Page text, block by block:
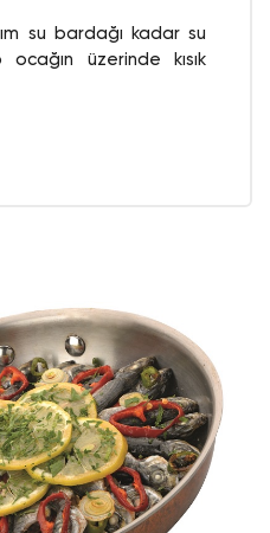
su bardağı kadar su
ocağın üzerinde kısık